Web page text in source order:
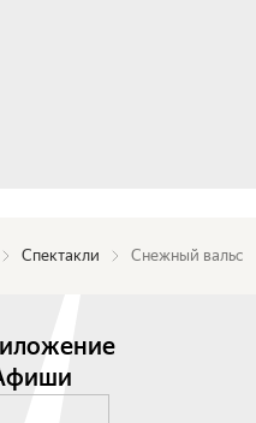
Спектакли Снежный вальс